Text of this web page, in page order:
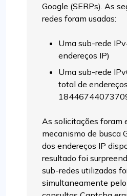
Google (SERPs). As
redes foram usadas:
Uma sub-rede
endereços IP)
Uma sub-rede
total de
As solicitações foram
mecanismo de busca
dos endereços IP
resultado foi
sub-redes utilizadas
simultaneamente pelo